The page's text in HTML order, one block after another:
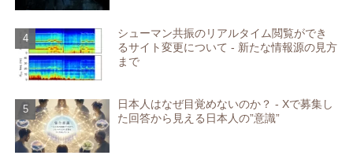
シューマン共振のリアルタイム閲覧ができ
るサイト変更について - 新たな情報源の見方
まで
日本人はなぜ目覚めないのか？ - Xで募集し
た回答から見える日本人の”意識”